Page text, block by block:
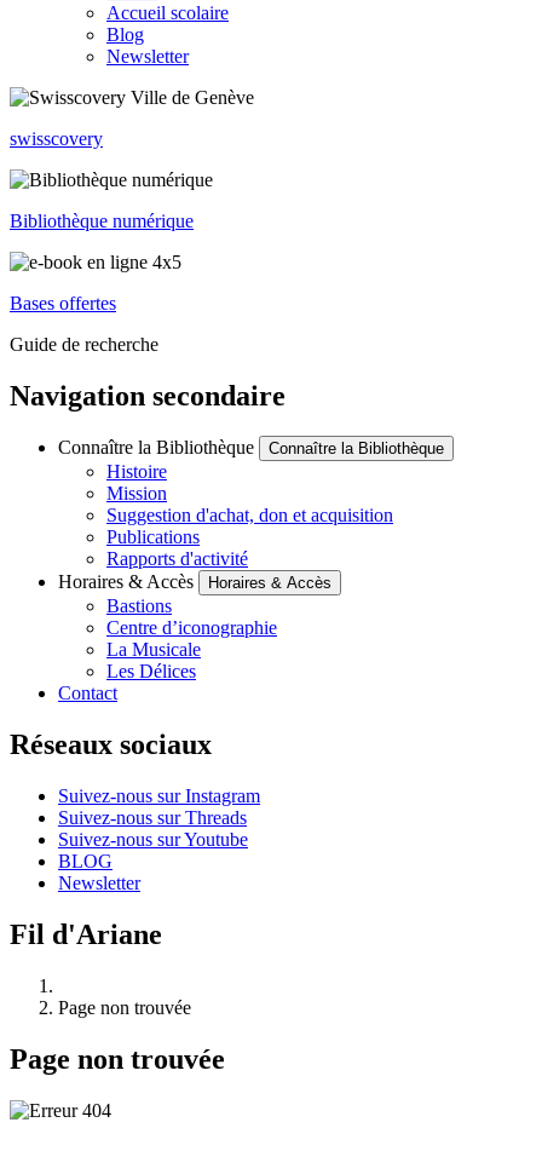
Accueil scolaire
Blog
Newsletter
swisscovery
Bibliothèque numérique
Bases offertes
Guide de recherche
Navigation secondaire
Connaître la Bibliothèque Connaître la Bibliothèque
Histoire
Mission
Suggestion d'achat, don et acquisition
Publications
Rapports d'activité
Horaires & Accès
Horaires & Accès
Bastions
Centre d’iconographie
La Musicale
Les Délices
Contact
Réseaux sociaux
Suivez-nous sur Instagram
Suivez-nous sur Threads
Suivez-nous sur Youtube
BLOG
Newsletter
Fil d'Ariane
Page non trouvée
Page non trouvée